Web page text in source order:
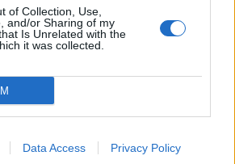
of Collection, Use,
and/or Sharing of my
Is Unrelated with the
it was collected.
Data Access Privacy Policy
récents
Voici la clé pour être heureux en
ans, selon cet expert
surComment bien réussir son plan